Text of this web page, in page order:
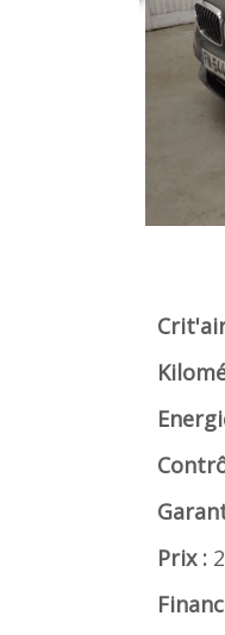
Prix :